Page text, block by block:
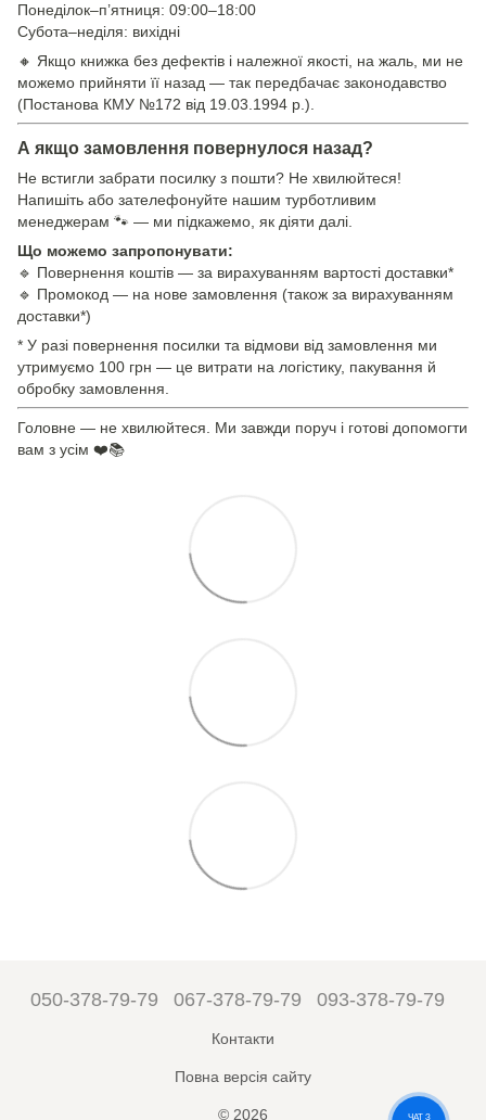
Понеділок–п’ятниця: 09:00–18:00
Субота–неділя: вихідні
🔸 Якщо книжка без дефектів і належної якості, на жаль, ми не
можемо прийняти її назад — так передбачає законодавство
(Постанова КМУ №172 від 19.03.1994 р.).
А якщо замовлення повернулося назад?
Не встигли забрати посилку з пошти? Не хвилюйтеся!
Напишіть або зателефонуйте нашим турботливим
менеджерам 🐾 — ми підкажемо, як діяти далі.
Що можемо запропонувати:
🔹 Повернення коштів — за вирахуванням вартості доставки*
🔹 Промокод — на нове замовлення (також за вирахуванням
доставки*)
* У разі повернення посилки та відмови від замовлення ми
утримуємо 100 грн — це витрати на логістику, пакування й
обробку замовлення.
Головне — не хвилюйтеся. Ми завжди поруч і готові допомогти
вам з усім ❤️📚
050-378-79-79 067-378-79-79 093-378-79-79
Контакти
Повна версія сайту
© 2026 ЧАТ З